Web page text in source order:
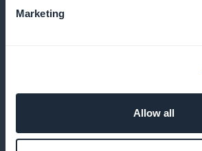
Marketing
Allow all
Giv dine kunder besked om alle nye
Tilpassede rabatter